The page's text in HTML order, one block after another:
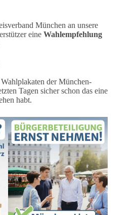
München an unsere
eine Wahlempfehlung
der München-
Tagen sicher schon das eine
habt.